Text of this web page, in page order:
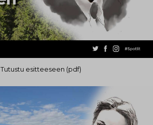
Tutustu esitteeseen (pdf)